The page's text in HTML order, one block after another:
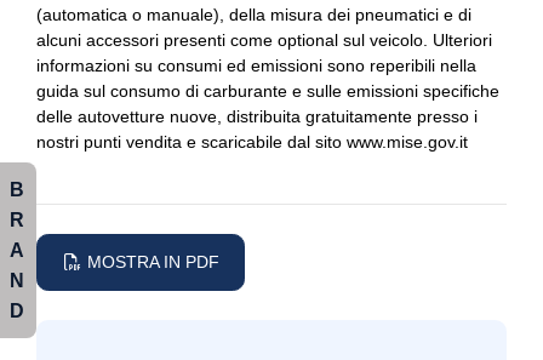
Controllo della trazione
Eco drive
Elementi di ancoraggio
Fari con accensione automatica
Cerchi in lega da 19
Cinture di sicurezza
Climatizzatore
Connessione android
(automatica o manuale), della misura dei pneumatici e di
alcuni accessori presenti come optional sul veicolo. Ulteriori
informazioni su consumi ed emissioni sono reperibili nella
guida sul consumo di carburante e sulle emissioni specifiche
delle autovetture nuove, distribuita gratuitamente presso i
nostri punti vendita e scaricabile dal sito www.mise.gov.it
MOSTRA IN PDF
B
R
A
N
D